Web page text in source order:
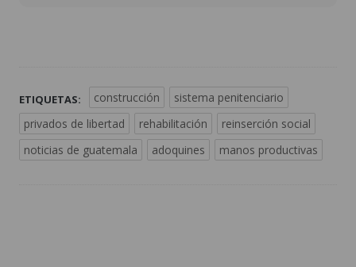
ETIQUETAS: construcción
sistema penitenciario
privados de libertad
rehabilitación
reinserción social
noticias de guatemala
adoquines manos productivas